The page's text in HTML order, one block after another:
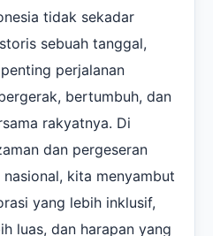
tidak sekadar
sebuah tanggal,
perjalanan
bertumbuh, dan
rakyatnya. Di
dan pergeseran
kita menyambut
yang lebih inklusif,
luas, dan harapan yang